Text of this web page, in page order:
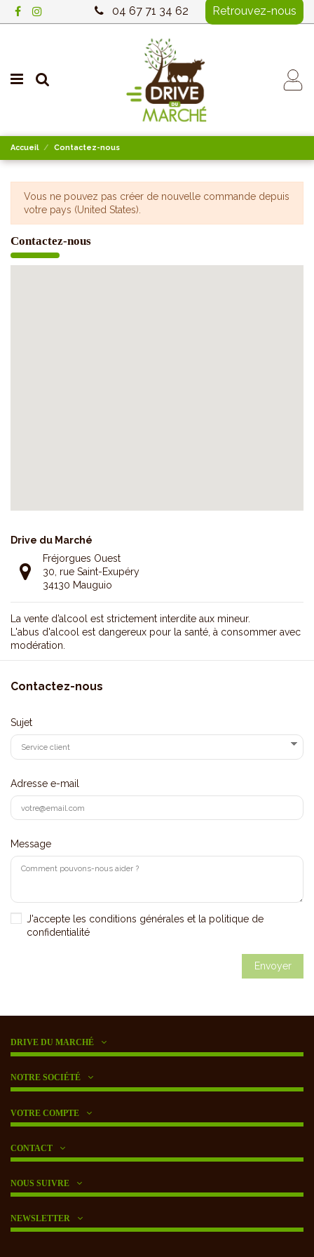
04 67 71 34 62 Retrouvez-nous
Accueil Contactez-nous
Vous ne pouvez pas créer de nouvelle commande depuis
votre pays (United States).
Contactez-nous
Drive du Marché
Fréjorgues Ouest
30, rue Saint-Exupéry
34130 Mauguio
La vente d’alcool est strictement interdite aux mineur.
L'abus d'alcool est dangereux pour la santé, à consommer avec
modération.
Contactez-nous
Sujet
Adresse e-mail
Message
J'accepte les conditions générales et la politique de
confidentialité
DRIVE DU MARCHÉ
NOTRE SOCIÉTÉ
VOTRE COMPTE
CONTACT
NOUS SUIVRE
NEWSLETTER